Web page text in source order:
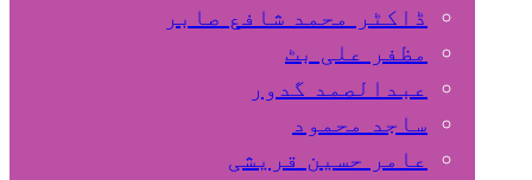
ڈاکٹر محمد شافع صابر
مظفر علی بٹ
عبدالصمد گدور
ساجد محمود
عامر حسین قریشی